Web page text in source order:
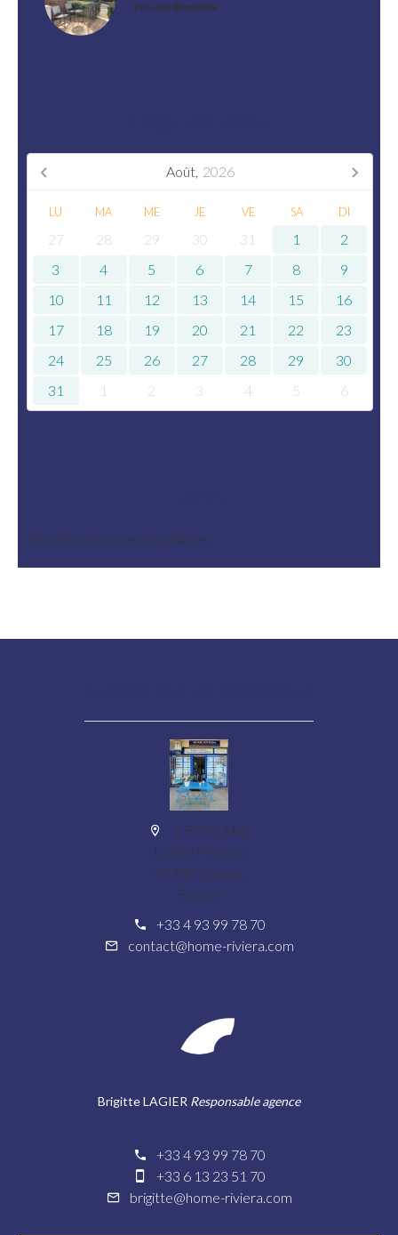
Prix sur demande
Août, 2026
LU MA ME JE VE SA DI
27 28 29 30 31 1
2
3
4 5 6 7 8
9
10
11 12 13 14 15
16
17
18 19 20 21 22
23
24
25 26 27 28 29
30
31
1 2 3 4 5 6
Pas d'informations disponibles
6 Bd du Midi
Louise Moreau
06400 Cannes
France
+33 4 93 99 78 70
contact@home-riviera.com
Brigitte LAGIER Responsable agence
+33 4 93 99 78 70
+33 6 13 23 51 70
brigitte@home-riviera.com